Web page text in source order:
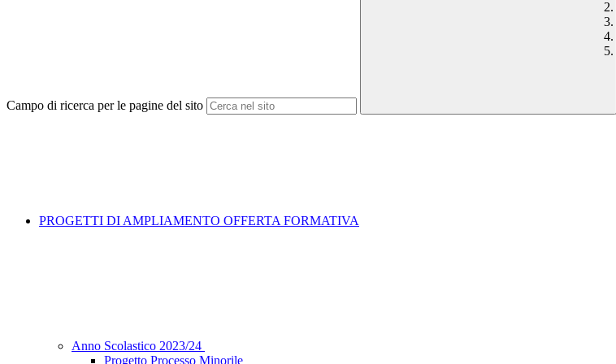
Campo di ricerca per le pagine del sito
PROGETTI DI AMPLIAMENTO OFFERTA FORMATIVA
Anno Scolastico 2023/24
Progetto Processo Minorile